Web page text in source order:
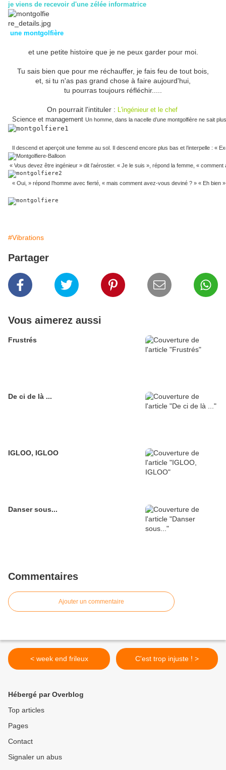
je viens de recevoir d'une zélée informatrice
une montgolfière
et une petite histoire que je ne peux garder pour moi.
Tu sais bien que pour me réchauffer, je fais feu de tout bois,
et, si tu n'as pas grand chose à faire aujourd'hui,
tu pourras toujours réfléchir.....
On pourrait l'intituler : L'ingénieur et le chef
Science et management Un homme, dans la nacelle d’une montgolfière ne sait
Il descend et aperçoit une femme au sol. Il descend encore plus bas et l’interpelle : «
« Vous devez être ingénieur » dit l’aérostier. « Je le suis », répond la femme, «
« Oui, » répond l’homme avec fierté, « mais comment avez-vous deviné ? » « Eh
#Vibrations
Partager
Vous aimerez aussi
Frustrés
De ci de là ...
IGLOO, IGLOO
Danser sous...
Commentaires
Ajouter un commentaire
< week end frileux C'est trop injuste ! >
Hébergé par Overblog
Top articles
Pages
Contact
Signaler un abus